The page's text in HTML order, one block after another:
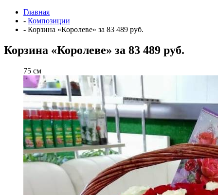
Главная
- Композиции
- Корзина «Королеве» за 83 489 руб.
Корзина «Королеве» за 83 489 руб.
75 см